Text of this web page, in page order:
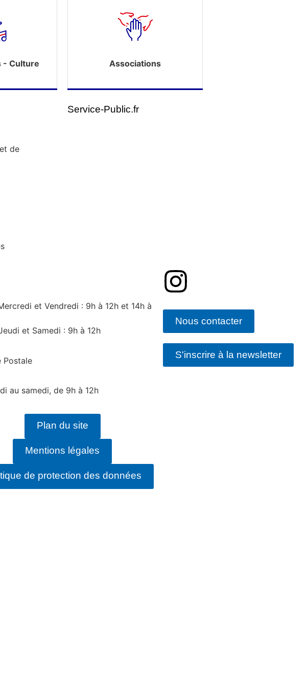
- Culture Associations
Service-Public.fr
de
et Vendredi : 9h à 12h et 14h à
et Samedi : 9h à 12h
Postale
au samedi, de 9h à 12h
Nous contacter
S'inscrire à la newsletter
Plan du site
Mentions légales
de protection des données